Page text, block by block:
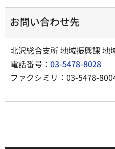
お問い合わせ先
北沢総合支所 地域振興課 地
電話番号： 03-5478-8028
ファクシミリ：03-5478-